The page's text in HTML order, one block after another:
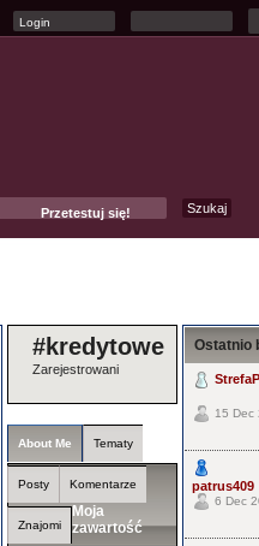
Przetestuj się!
#kredytowe
Zarejestrowani
About Me Tematy
Posty Komentarze
Znajomi
Moja
zawartość
Ostatnio
15 Dec
patrus409
6 Dec